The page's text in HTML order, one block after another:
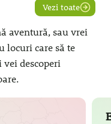
Vezi toate
aventură, sau vrei
locuri care să te
vei descoperi